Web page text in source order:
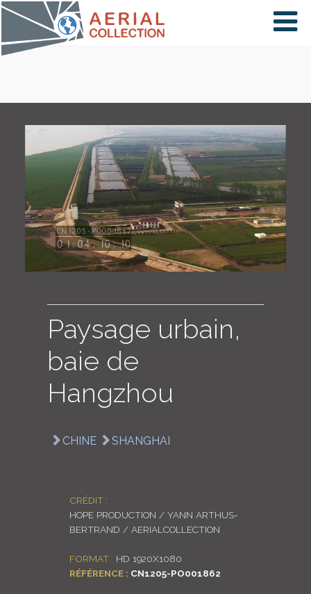
×
PAYS
CARTE
COLLECTIONS
LOGIN
Paysage urbain,
baie de
Hangzhou
CHINE SHANGHAI
CRÉDIT :
HOPE PRODUCTION / YANN ARTHUS-
BERTRAND / AERIALCOLLECTION
FORMAT : HD 1920X1080
RÉFÉRENCE : CN1205-PO001862